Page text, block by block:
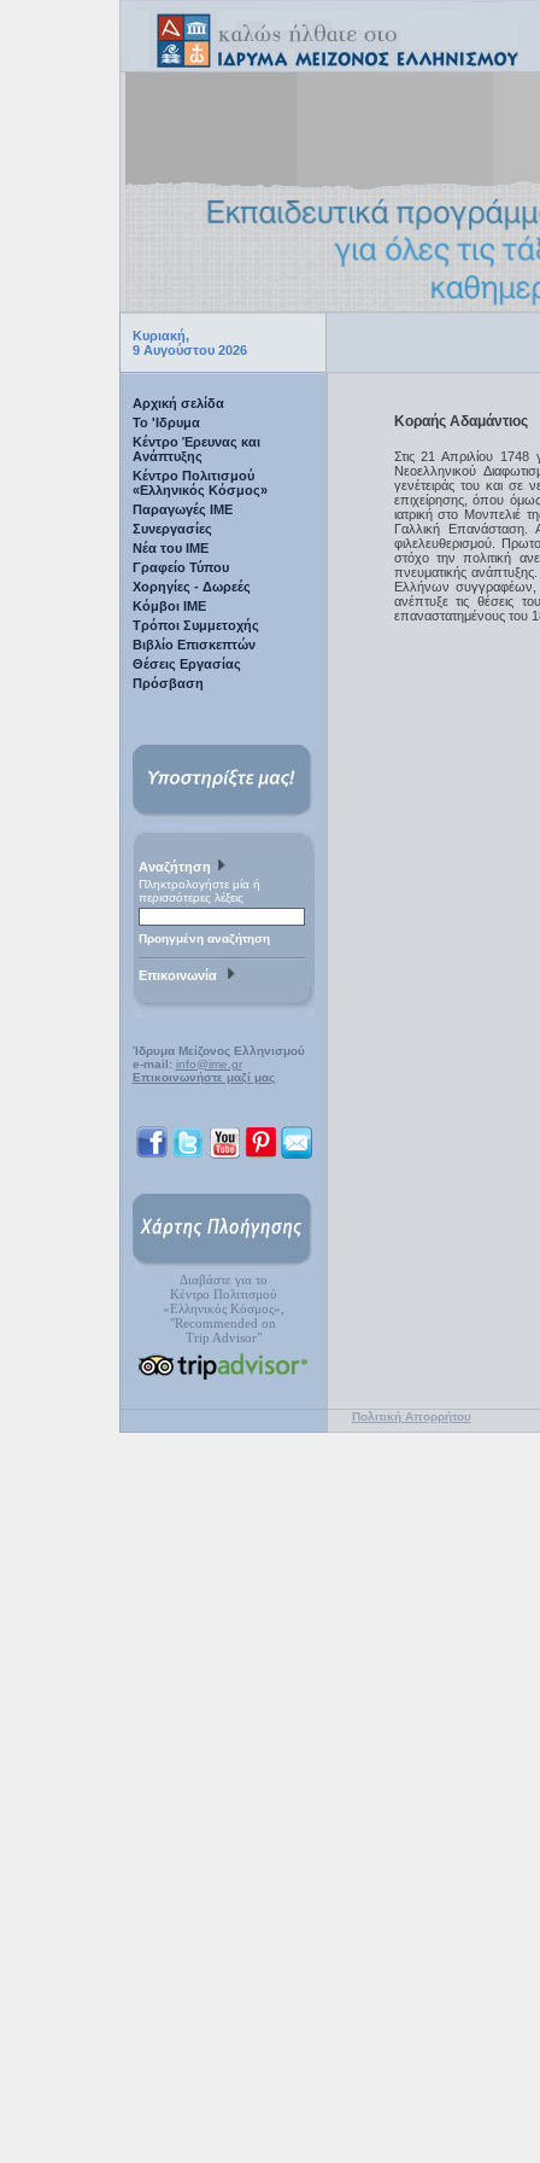
Κυριακή,
9 Αυγούστου 2026
Αρχική σελίδα
Το 'Ιδρυμα
Κέντρο Έρευνας και
Ανάπτυξης
Κέντρο Πολιτισμού
«Ελληνικός Κόσμος»
Παραγωγές IME
Συνεργασίες
Νέα του ΙΜΕ
Γραφείο Τύπου
Χορηγίες - Δωρεές
Κόμβοι ΙΜΕ
Τρόποι Συμμετοχής
Βιβλίο Επισκεπτών
Θέσεις Εργασίας
Πρόσβαση
Αναζήτηση
Πληκτρολογήστε μία ή
περισσότερες λέξεις
Προηγμένη αναζήτηση
Επικοινωνία
Ίδρυμα Μείζονος Ελληνισμού
e-mail: info@ime.gr
Επικοινωνήστε μαζί μας
Διαβάστε για το
Κέντρο Πολιτισμού
«Ελληνικός Κόσμος»,
"Recommended on
Trip Advisor"
Κοραής Αδαμάντιος
Στις 21 Απριλίου
Νεοελληνικού
γενέτειράς του και σε
επιχείρησης, όπου
ιατρική στο Μονπελιέ
Γαλλική Επανάσταση.
φιλελευθερισμού.
στόχο την πολιτική
πνευματικής
Ελλήνων συγγραφέων,
ανέπτυξε τις θέσεις
επαναστατημένους του
Πολιτική Απορρήτου